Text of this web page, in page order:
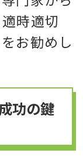
時適切
お勧めし
功の鍵